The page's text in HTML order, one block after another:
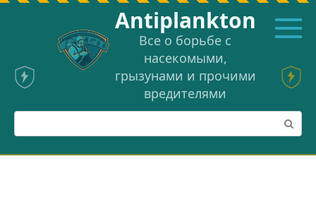
Перейти
Аntiplankton
Все о борьбе с
насекомыми,
грызунами и прочими
вредителями
Поиск: